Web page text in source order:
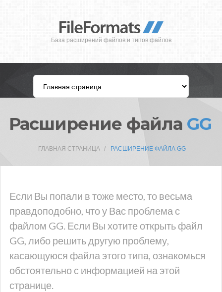
База расширений файлов и типов файлов
Расширение файла GG
ГЛАВНАЯ СТРАНИЦА РАСШИРЕНИЕ ФАЙЛА GG
Если Вы попали в тоже место, то весьма
правдоподобно, что у Вас проблема с
файлом GG. Если Вы хотите открыть файл
GG, либо решить другую проблему,
касающуюся файла этого типа, ознакомься
обстоятельно с информацией на этой
странице.